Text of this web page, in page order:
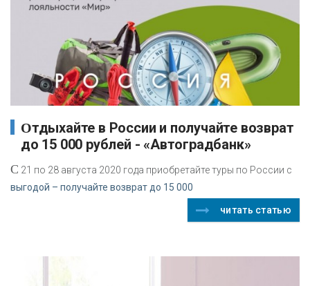
Отдыхайте в России и получайте возврат
до 15 000 рублей - «Автоградбанк»
С 21 по 28 августа 2020 года приобретайте туры по России с
выгодой – получайте возврат до 15 000
читать статью